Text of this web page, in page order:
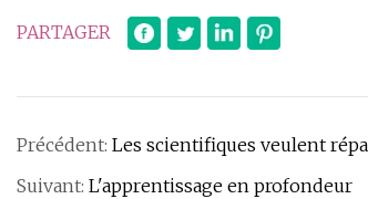
PARTAGER
Précédent: Les scientifiques veulent
Suivant: L'apprentissage en profondeur